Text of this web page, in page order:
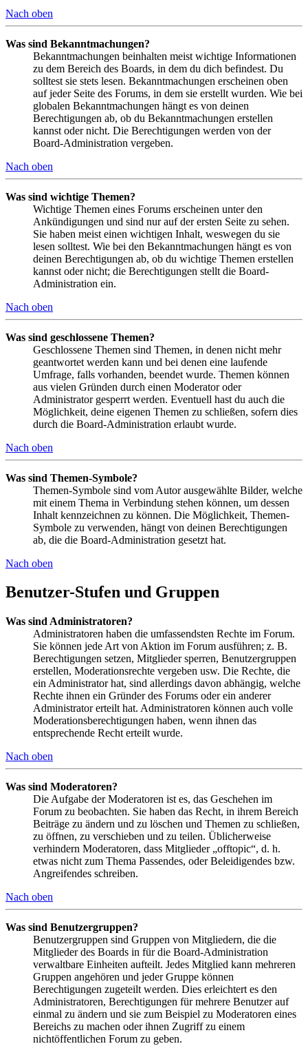
Nach oben
Was sind Bekanntmachungen?
Bekanntmachungen beinhalten meist wichtige Informationen
zu dem Bereich des Boards, in dem du dich befindest. Du
solltest sie stets lesen. Bekanntmachungen erscheinen oben
auf jeder Seite des Forums, in dem sie erstellt wurden. Wie bei
globalen Bekanntmachungen hängt es von deinen
Berechtigungen ab, ob du Bekanntmachungen erstellen
kannst oder nicht. Die Berechtigungen werden von der
Board-Administration vergeben.
Nach oben
Was sind wichtige Themen?
Wichtige Themen eines Forums erscheinen unter den
Ankündigungen und sind nur auf der ersten Seite zu sehen.
Sie haben meist einen wichtigen Inhalt, weswegen du sie
lesen solltest. Wie bei den Bekanntmachungen hängt es von
deinen Berechtigungen ab, ob du wichtige Themen erstellen
kannst oder nicht; die Berechtigungen stellt die Board-
Administration ein.
Nach oben
Was sind geschlossene Themen?
Geschlossene Themen sind Themen, in denen nicht mehr
geantwortet werden kann und bei denen eine laufende
Umfrage, falls vorhanden, beendet wurde. Themen können
aus vielen Gründen durch einen Moderator oder
Administrator gesperrt werden. Eventuell hast du auch die
Möglichkeit, deine eigenen Themen zu schließen, sofern dies
durch die Board-Administration erlaubt wurde.
Nach oben
Was sind Themen-Symbole?
Themen-Symbole sind vom Autor ausgewählte Bilder, welche
mit einem Thema in Verbindung stehen können, um dessen
Inhalt kennzeichnen zu können. Die Möglichkeit, Themen-
Symbole zu verwenden, hängt von deinen Berechtigungen
ab, die die Board-Administration gesetzt hat.
Nach oben
Benutzer-Stufen und Gruppen
Was sind Administratoren?
Administratoren haben die umfassendsten Rechte im Forum.
Sie können jede Art von Aktion im Forum ausführen; z. B.
Berechtigungen setzen, Mitglieder sperren, Benutzergruppen
erstellen, Moderationsrechte vergeben usw. Die Rechte, die
ein Administrator hat, sind allerdings davon abhängig, welche
Rechte ihnen ein Gründer des Forums oder ein anderer
Administrator erteilt hat. Administratoren können auch volle
Moderationsberechtigungen haben, wenn ihnen das
entsprechende Recht erteilt wurde.
Nach oben
Was sind Moderatoren?
Die Aufgabe der Moderatoren ist es, das Geschehen im
Forum zu beobachten. Sie haben das Recht, in ihrem Bereich
Beiträge zu ändern und zu löschen und Themen zu schließen,
zu öffnen, zu verschieben und zu teilen. Üblicherweise
verhindern Moderatoren, dass Mitglieder „offtopic“, d. h.
etwas nicht zum Thema Passendes, oder Beleidigendes bzw.
Angreifendes schreiben.
Nach oben
Was sind Benutzergruppen?
Benutzergruppen sind Gruppen von Mitgliedern, die die
Mitglieder des Boards in für die Board-Administration
verwaltbare Einheiten aufteilt. Jedes Mitglied kann mehreren
Gruppen angehören und jeder Gruppe können
Berechtigungen zugeteilt werden. Dies erleichtert es den
Administratoren, Berechtigungen für mehrere Benutzer auf
einmal zu ändern und sie zum Beispiel zu Moderatoren eines
Bereichs zu machen oder ihnen Zugriff zu einem
nichtöffentlichen Forum zu geben.